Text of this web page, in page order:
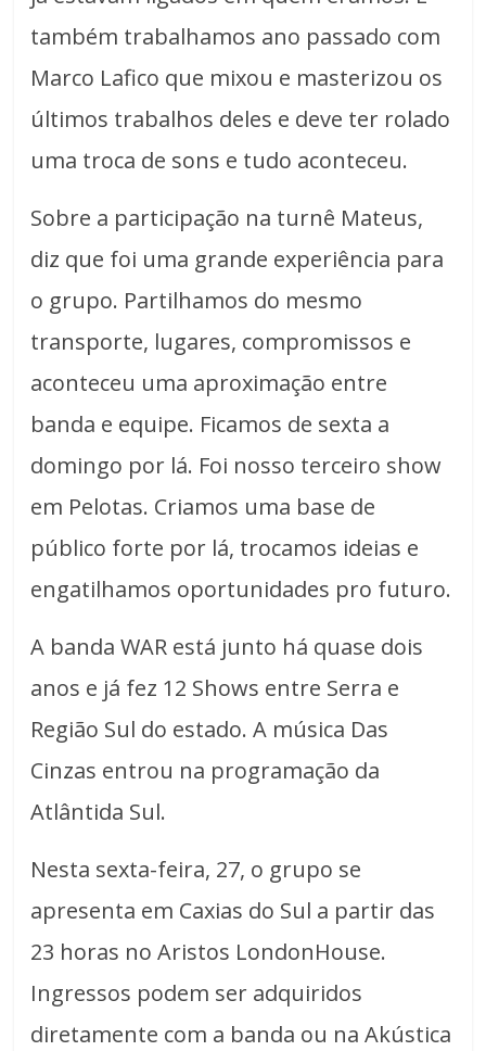
também trabalhamos ano passado com
Marco Lafico que mixou e masterizou os
últimos trabalhos deles e deve ter rolado
uma troca de sons e tudo aconteceu.
Sobre a participação na turnê Mateus,
diz que foi uma grande experiência para
o grupo. Partilhamos do mesmo
transporte, lugares, compromissos e
aconteceu uma aproximação entre
banda e equipe. Ficamos de sexta a
domingo por lá. Foi nosso terceiro show
em Pelotas. Criamos uma base de
público forte por lá, trocamos ideias e
engatilhamos oportunidades pro futuro.
A banda WAR está junto há quase dois
anos e já fez 12 Shows entre Serra e
Região Sul do estado. A música Das
Cinzas entrou na programação da
Atlântida Sul.
Nesta sexta-feira, 27, o grupo se
apresenta em Caxias do Sul a partir das
23 horas no Aristos LondonHouse.
Ingressos podem ser adquiridos
diretamente com a banda ou na Akústica